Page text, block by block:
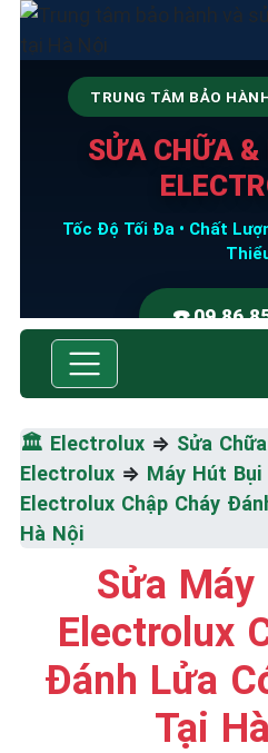
TRUNG TÂM BẢO
SỬA CHỮA &
Tốc Độ Tối Đa • Chất
☎️
🏛️ Electrolux ⇒ Sửa
Electrolux ⇒ Máy Hút Bụi
Electrolux Chập Cháy
Hà Nội
Sửa
Electrolux
Đánh Lửa
Tại